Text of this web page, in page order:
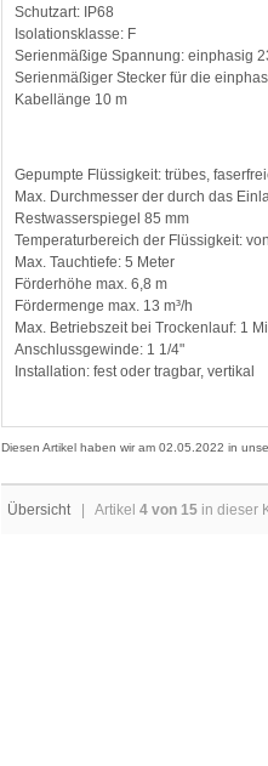
Schutzart: IP68
Isolationsklasse: F
Serienmäßige Spannung: einphasig
Serienmäßiger Stecker für die
Kabellänge 10 m
Gepumpte Flüssigkeit: trübes,
Max. Durchmesser der durch das
Restwasserspiegel 85 mm
Temperaturbereich der Flüssigkeit:
Max. Tauchtiefe: 5 Meter
Förderhöhe max. 6,8 m
Fördermenge max. 13 m³/h
Max. Betriebszeit bei Trockenlauf: 1
Anschlussgewinde: 1 1/4"
Installation: fest oder tragbar, vertikal
Diesen Artikel haben wir am 02.05.2022 in
Übersicht| Artikel 4 von 15 in dieser